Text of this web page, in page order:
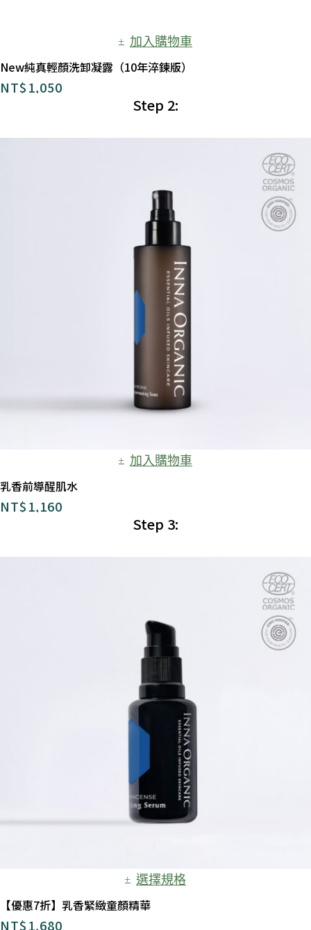
加入購物車
New純真輕顏洗卸凝露（10年淬鍊版）
NT$1,050
Step 2:
加入購物車
乳香前導醒肌水
NT$1,160
Step 3:
選擇規格
【優惠7折】乳香緊緻童顏精華
NT$1,680